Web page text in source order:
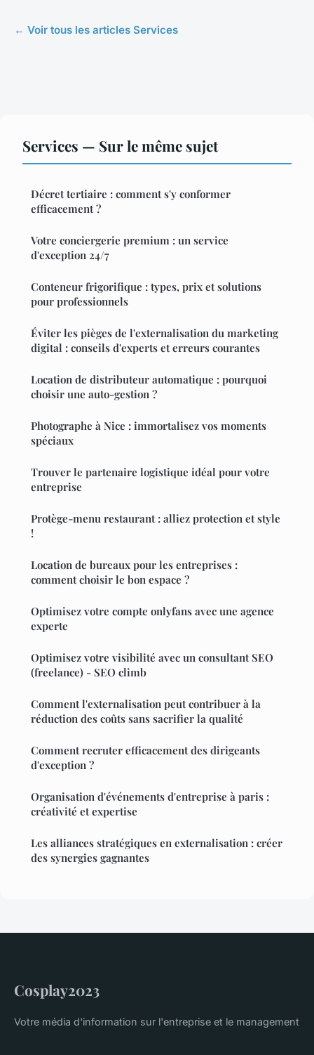
← Voir tous les articles Services
Services — Sur le même sujet
Décret tertiaire : comment s'y conformer
efficacement ?
Votre conciergerie premium : un service
d'exception 24/7
Conteneur frigorifique : types, prix et solutions
pour professionnels
Éviter les pièges de l'externalisation du marketing
digital : conseils d'experts et erreurs courantes
Location de distributeur automatique : pourquoi
choisir une auto-gestion ?
Photographe à Nice : immortalisez vos moments
spéciaux
Trouver le partenaire logistique idéal pour votre
entreprise
Protège-menu restaurant : alliez protection et style
!
Location de bureaux pour les entreprises :
comment choisir le bon espace ?
Optimisez votre compte onlyfans avec une agence
experte
Optimisez votre visibilité avec un consultant SEO
(freelance) - SEO climb
Comment l'externalisation peut contribuer à la
réduction des coûts sans sacrifier la qualité
Comment recruter efficacement des dirigeants
d'exception ?
Organisation d'événements d'entreprise à paris :
créativité et expertise
Les alliances stratégiques en externalisation : créer
des synergies gagnantes
Cosplay2023
Votre média d'information sur l'entreprise et le management